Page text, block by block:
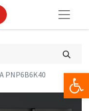
PNP6B6K40